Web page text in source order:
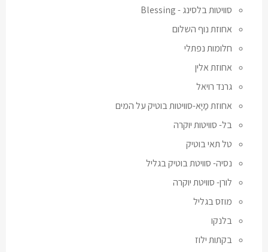
סוויטות בלסינג - Blessing
אחוזת נוף השלום
חלומות נפתלי
אחוזת אלין
גרנד רויאל
אחוזת מַיָּא-סוויטות בוטיק על המים
בל- סוויטות יוקרה
טל תאי בוטיק
נסיה- סוויטת בוטיק בגליל
לורן- סוויטת יוקרה
מוזס בגליל
בלנקו
בקתות ילוז